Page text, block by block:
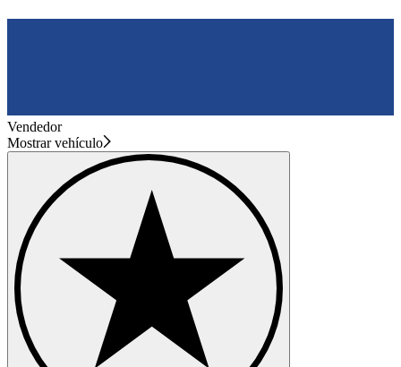
Vendedor
Mostrar vehículo